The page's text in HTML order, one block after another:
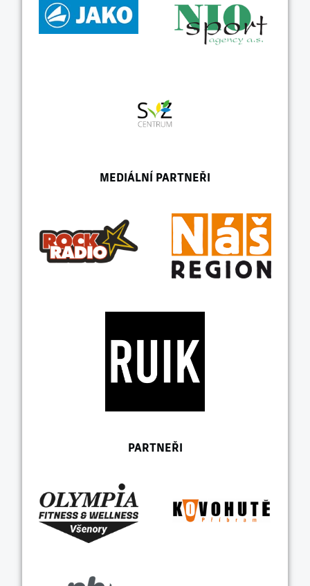
MEDIÁLNÍ PARTNEŘI
PARTNEŘI